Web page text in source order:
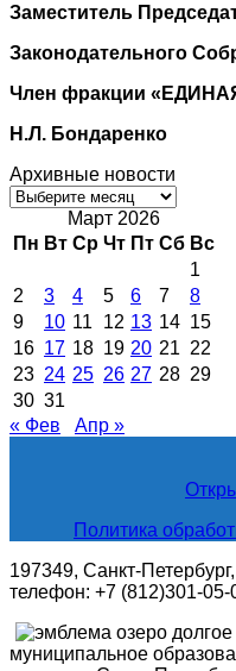
Заместитель
Законодательного
Член фракции
Н.Л. Бондаренко
Архивные новости
Архивные
новостиМарт 2026
Пн Вт Ср Чт Пт Сб Вс
1
2
3 4 5 6 7
8
9
10 11 12 13 14 15
16 17 18 19 20 21 22
23 24 25 26 27 28 29
30 31
« Фев
Апр »
Политика
197349, Санкт-
телефон: +7 (812)301-
муниципальное